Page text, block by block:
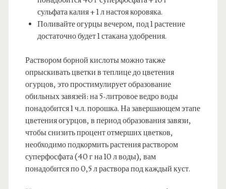
сульфата калия + 1 л настоя коровяка.
Поливайте огурцы вечером, под 1 растение
достаточно будет 1 стакана удобрения.
Раствором борной кислоты можно также
опрыскивать цветки в теплице до цветения
огурцов, это простимулирует образование
обильных завязей: на 5-литровое ведро воды
понадобится 1 ч.л. порошка. На завершающем этапе
цветения огурцов, в период образования завязи,
чтобы снизить процент отмерших цветков,
необходимо подкормить растения раствором
суперфосфата (40 г на 10 л воды), вам
понадобится по 0,5 л раствора под каждый куст.